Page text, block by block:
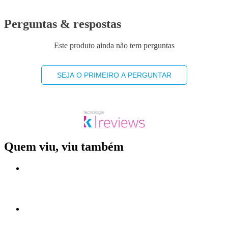
Perguntas & respostas
Este produto ainda não tem perguntas
SEJA O PRIMEIRO A PERGUNTAR
Quem viu, viu também